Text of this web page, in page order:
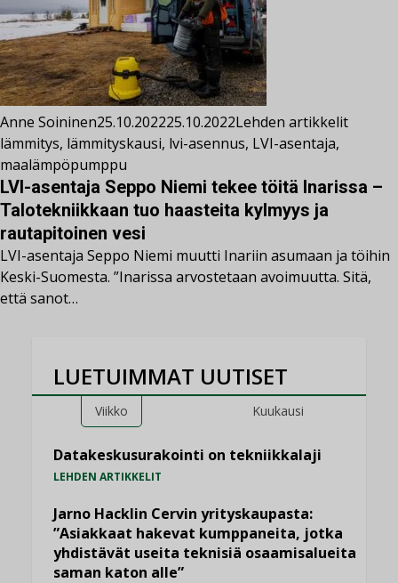
Anne Soininen25.10.202225.10.2022Lehden artikkelit
lämmitys, lämmityskausi, lvi-asennus, LVI-asentaja,
maalämpöpumppu
LVI-asentaja Seppo Niemi tekee töitä Inarissa –
Talotekniikkaan tuo haasteita kylmyys ja
rautapitoinen vesi
LVI-asentaja Seppo Niemi muutti Inariin asumaan ja töihin
Keski-Suomesta. ”Inarissa arvostetaan avoimuutta. Sitä,
että sanot…
LUETUIMMAT UUTISET
Viikko Kuukausi
Datakeskusurakointi on tekniikkalaji
LEHDEN ARTIKKELIT
Jarno Hacklin Cervin yrityskaupasta:
”Asiakkaat hakevat kumppaneita, jotka
yhdistävät useita teknisiä osaamisalueita
saman katon alle”